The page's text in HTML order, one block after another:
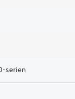
serien